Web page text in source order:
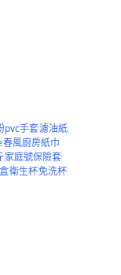
pvc手套濾油紙
春風廚房紙巾
家庭號保險套
衛生杯免洗杯